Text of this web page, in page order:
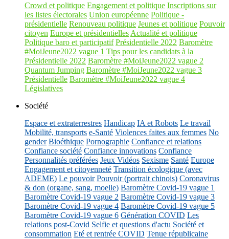
Crowd et politique Engagement et politique Inscriptions sur
les listes électorales Union européenne Politique -
présidentielle Renouveau politique Jeunes et politique Pouvoir
citoyen Europe et présidentielles Actualité et politique
Politique baro et participatif Présidentielle 2022 Baromètre
#MoiJeune2022 vague 1 Tips pour les candidats à la
Présidentielle 2022 Baromètre #MoiJeune2022 vague 2
Quantum Jumping Baromètre #MoiJeune2022 vague 3
Présidentielle Baromètre #MoiJeune2022 vague 4
Législatives
Société
Espace et extraterrestres Handicap IA et Robots Le travail
Mobilité, transports e-Santé Violences faites aux femmes No
gender Bioéthique Pornographie Confiance et relations
Confiance société Confiance innovations Confiance
Personnalités préférées Jeux Vidéos Sexisme Santé Europe
Engagement et citoyenneté Transition écologique (avec
ADEME) Le pouvoir Pouvoir (portrait chinois) Coronavirus
& don (organe, sang, moelle) Baromètre Covid-19 vague 1
Baromètre Covid-19 vague 2 Baromètre Covid-19 vague 3
Baromètre Covid-19 vague 4 Baromètre Covid-19 vague 5
Baromètre Covid-19 vague 6 Génération COVID Les
relations post-Covid Selfie et questions d'actu Société et
consommation Eté et rentrée COVID Tenue républicaine